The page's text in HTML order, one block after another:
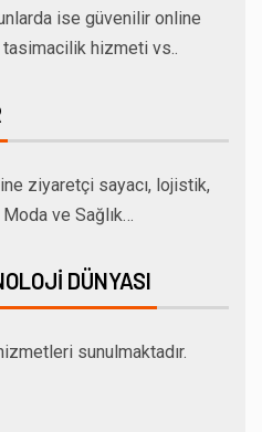
ise güvenilir online
tasimacilik hizmeti vs..
ziyaretçi sayacı, lojistik,
ve Sağlık…
DÜNYASI
sunulmaktadır.